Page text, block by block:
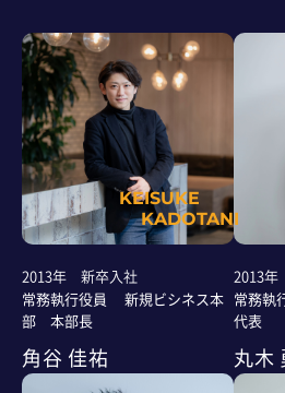
KEISUKE
KADOTANI
2013年 新卒入社
常務執行役員 新規ビシネス本
部 本部長
角谷 佳祐
2013
常務執
代表
丸木